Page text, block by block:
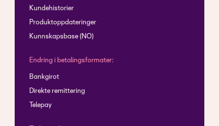
Kundehistorier
Produktoppdateringer
Kunnskapsbase (NO)
Endring i betalingsformater:
Bankgirot
Direkte remittering
Telepay